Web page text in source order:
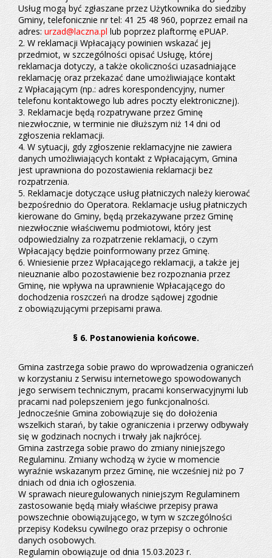
Usług mogą być zgłaszane przez Użytkownika do siedziby
Gminy, telefonicznie nr tel: 41 25 48 960, poprzez email na
adres:urzad@laczna.pl lub poprzez plaftormę ePUAP.
2. W reklamacji Wpłacający powinien wskazać jej
przedmiot, w szczególności opisać Usługę, której
reklamacja dotyczy, a także okoliczności uzasadniające
reklamację oraz przekazać dane umożliwiające kontakt
z Wpłacającym (np.: adres korespondencyjny, numer
telefonu kontaktowego lub adres poczty elektronicznej).
3. Reklamacje będą rozpatrywane przez Gminę
niezwłocznie, w terminie nie dłuższym niż 14 dni od
zgłoszenia reklamacji.
4. W sytuacji, gdy zgłoszenie reklamacyjne nie zawiera
danych umożliwiających kontakt z Wpłacającym, Gmina
jest uprawniona do pozostawienia reklamacji bez
rozpatrzenia.
5. Reklamacje dotyczące usług płatniczych należy kierować
bezpośrednio do Operatora. Reklamacje usług płatniczych
kierowane do Gminy, będą przekazywane przez Gminę
niezwłocznie właściwemu podmiotowi, który jest
odpowiedzialny za rozpatrzenie reklamacji, o czym
Wpłacający będzie poinformowany przez Gminę.
6. Wniesienie przez Wpłacającego reklamacji, a także jej
nieuznanie albo pozostawienie bez rozpoznania przez
Gminę, nie wpływa na uprawnienie Wpłacającego do
dochodzenia roszczeń na drodze sądowej zgodnie
z obowiązującymi przepisami prawa.
§ 6. Postanowienia końcowe.
Gmina zastrzega sobie prawo do wprowadzenia ograniczeń
w korzystaniu z Serwisu internetowego spowodowanych
jego serwisem technicznym, pracami konserwacyjnymi lub
pracami nad polepszeniem jego funkcjonalności.
Jednocześnie Gmina zobowiązuje się do dołożenia
wszelkich starań, by takie ograniczenia i przerwy odbywały
się w godzinach nocnych i trwały jak najkrócej.
Gmina zastrzega sobie prawo do zmiany niniejszego
Regulaminu. Zmiany wchodzą w życie w momencie
wyraźnie wskazanym przez Gminę, nie wcześniej niż po 7
dniach od dnia ich ogłoszenia.
W sprawach nieuregulowanych niniejszym Regulaminem
zastosowanie będą miały właściwe przepisy prawa
powszechnie obowiązującego, w tym w szczególności
przepisy Kodeksu cywilnego oraz przepisy o ochronie
danych osobowych.
Regulamin obowiązuje od dnia 15.03.2023 r.